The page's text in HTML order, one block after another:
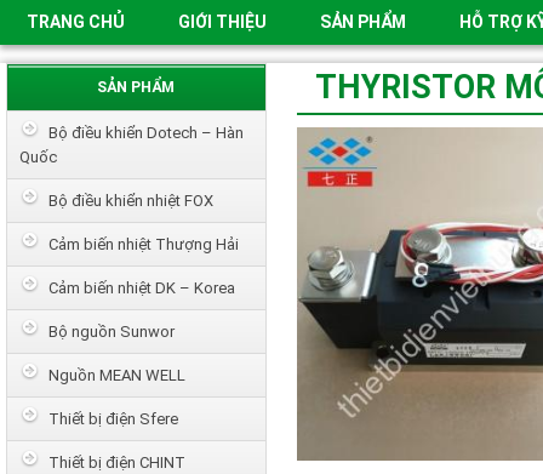
TRANG CHỦ GIỚI THIỆU SẢN PHẨM HỖ TRỢ
THYRISTOR
SẢN PHẨM
Bộ điều khiển Dotech – Hàn
Quốc
Bộ điều khiển nhiệt FOX
Cảm biến nhiệt Thượng Hải
Cảm biến nhiệt DK – Korea
Bộ nguồn Sunwor
Nguồn MEAN WELL
Thiết bị điện Sfere
Thiết bị điện CHINT